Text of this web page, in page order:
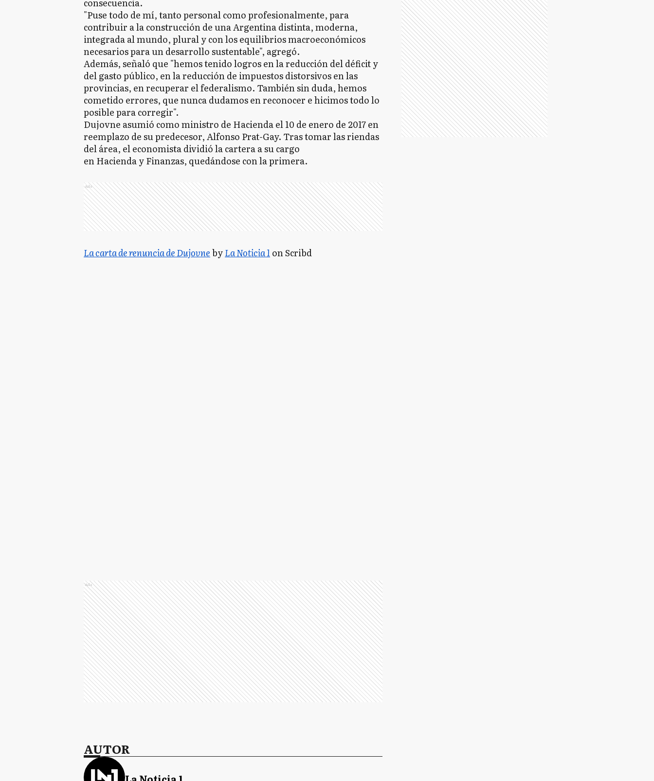
consecuencia.
"Puse todo de mí, tanto personal como profesionalmente, para
contribuir a la construcción de una Argentina distinta, moderna,
integrada al mundo, plural y con los equilibrios macroeconómicos
necesarios para un desarrollo sustentable", agregó.
Además, señaló que "hemos tenido logros en la reducción del déficit y
del gasto público, en la reducción de impuestos distorsivos en las
provincias, en recuperar el federalismo. También sin duda, hemos
cometido errores, que nunca dudamos en reconocer e hicimos todo lo
posible para corregir".
Dujovne asumió como ministro de Hacienda el 10 de enero de 2017 en
reemplazo de su predecesor, Alfonso Prat-Gay. Tras tomar las riendas
del área, el economista dividió la cartera a su cargo
en Hacienda y Finanzas, quedándose con la primera.
Ads
La carta de renuncia de DujovnebyLa Noticia 1on Scribd
Ads
AUTOR